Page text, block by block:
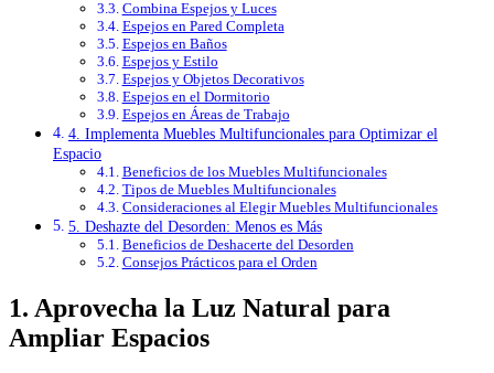
Combina Espejos y Luces
Espejos en Pared Completa
Espejos en Baños
Espejos y Estilo
Espejos y Objetos Decorativos
Espejos en el Dormitorio
Espejos en Áreas de Trabajo
4. Implementa Muebles Multifuncionales para Optimizar el
Espacio
Beneficios de los Muebles Multifuncionales
Tipos de Muebles Multifuncionales
Consideraciones al Elegir Muebles Multifuncionales
5. Deshazte del Desorden: Menos es Más
Beneficios de Deshacerte del Desorden
Consejos Prácticos para el Orden
1. Aprovecha la Luz Natural para
Ampliar Espacios